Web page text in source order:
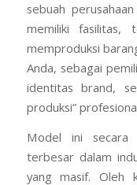
sebuah
memiliki fasilitas,
memproduksi
Anda, sebagai
identitas brand,
produksi”
Model ini secara
terbesar dalam
yang masif. Oleh